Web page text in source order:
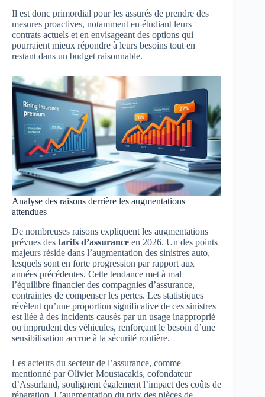
Il est donc primordial pour les assurés de prendre des
mesures proactives, notamment en étudiant leurs
contrats actuels et en envisageant des options qui
pourraient mieux répondre à leurs besoins tout en
restant dans un budget raisonnable.
Analyse des raisons derrière les augmentations
attendues
De nombreuses raisons expliquent les augmentations
prévues des tarifs d’assurance en 2026. Un des points
majeurs réside dans l’augmentation des sinistres auto,
lesquels sont en forte progression par rapport aux
années précédentes. Cette tendance met à mal
l’équilibre financier des compagnies d’assurance,
contraintes de compenser les pertes. Les statistiques
révèlent qu’une proportion significative de ces sinistres
est liée à des incidents causés par un usage inapproprié
ou imprudent des véhicules, renforçant le besoin d’une
sensibilisation accrue à la sécurité routière.
Les acteurs du secteur de l’assurance, comme
mentionné par Olivier Moustacakis, cofondateur
d’Assurland, soulignent également l’impact des coûts de
réparation. L’augmentation du prix des pièces de